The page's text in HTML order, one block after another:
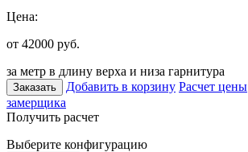
Цена:
от 42000 руб.
за метр в длину верха и низа гарнитура
Заказать Добавить в корзину Расчет цены
замерщика
Получить расчет
Выберите конфигурацию